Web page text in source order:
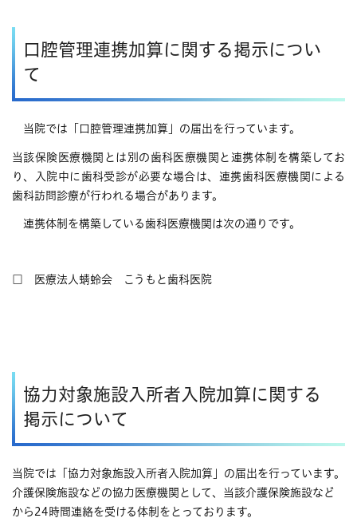
口腔管理連携加算に関する掲示につい
て
当院では「口腔管理連携加算」の届出を行っています。
当該保険医療機関とは別の歯科医療機関と連携体制を構築してお
り、入院中に歯科受診が必要な場合は、連携歯科医療機関による
歯科訪問診療が行われる場合があります。
連携体制を構築している歯科医療機関は次の通りです。
□ 医療法人蜻蛉会 こうもと歯科医院
協力対象施設入所者入院加算に関する
掲示について
当院では「協力対象施設入所者入院加算」の届出を行っています。
介護保険施設などの協力医療機関として、当該介護保険施設など
から24時間連絡を受ける体制をとっております。